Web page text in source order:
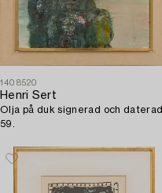
1408520
Henri Sert
Olja på duk signerad och daterad
59.